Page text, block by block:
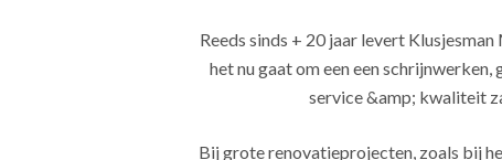
Reeds sinds + 20 jaar levert
het nu gaat om een een
service &amp; kwaliteit
Bij grote renovatieprojecten, zoals bij